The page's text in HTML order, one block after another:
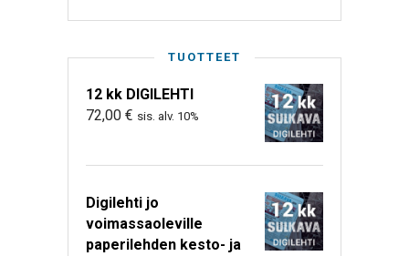
TUOTTEET
12 kk DIGILEHTI
72,00 € sis. alv. 10%
Digilehti jo
voimassaoleville
paperilehden kesto- ja